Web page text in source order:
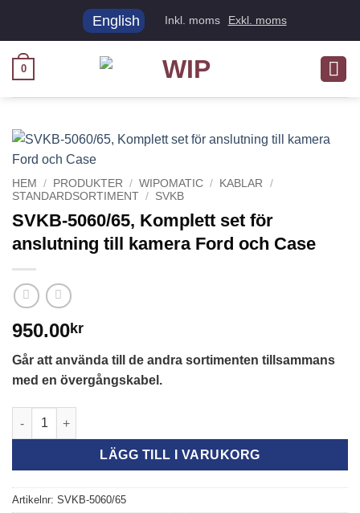
English Inkl. moms Exkl. moms
0
HEM / PRODUKTER / WIPOMATIC / KABLAR /
STANDARDSORTIMENT / SVKB
SVKB-5060/65, Komplett set för
anslutning till kamera Ford och Case
950.00kr
Går att använda till de andra sortimenten tillsammans
med en övergångskabel.
SVKB-5060/65, Komplett set för anslutning till kamera Ford
LÄGG TILL I VARUKORG
Artikelnr: SVKB-5060/65